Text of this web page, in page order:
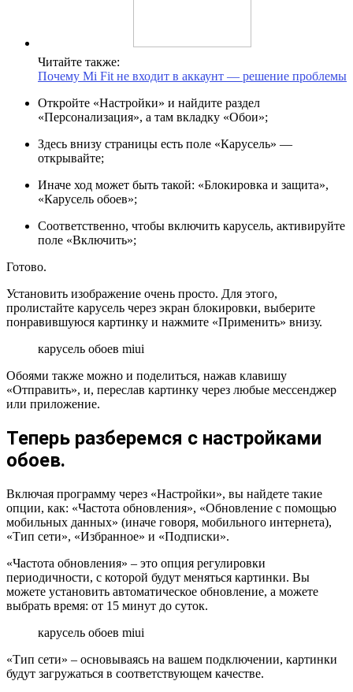
Читайте также:
Почему Mi Fit не входит в аккаунт — решение проблемы
Откройте «Настройки» и найдите раздел
«Персонализация», а там вкладку «Обои»;
Здесь внизу страницы есть поле «Карусель» —
открывайте;
Иначе ход может быть такой: «Блокировка и защита»,
«Карусель обоев»;
Соответственно, чтобы включить карусель, активируйте
поле «Включить»;
Готово.
Установить изображение очень просто. Для этого,
пролистайте карусель через экран блокировки, выберите
понравившуюся картинку и нажмите «Применить» внизу.
карусель обоев miui
Обоями также можно и поделиться, нажав клавишу
«Отправить», и, переслав картинку через любые мессенджер
или приложение.
Теперь разберемся с настройками
обоев.
Включая программу через «Настройки», вы найдете такие
опции, как: «Частота обновления», «Обновление с помощью
мобильных данных» (иначе говоря, мобильного интернета),
«Тип сети», «Избранное» и «Подписки».
«Частота обновления» – это опция регулировки
периодичности, с которой будут меняться картинки. Вы
можете установить автоматическое обновление, а можете
выбрать время: от 15 минут до суток.
карусель обоев miui
«Тип сети» – основываясь на вашем подключении, картинки
будут загружаться в соответствующем качестве.